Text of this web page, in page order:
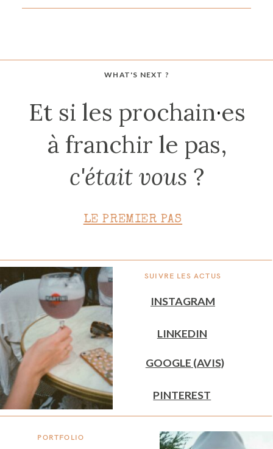
WHAT'S NEXT ?
PORTFOLIO
SUIVRE LES ACTUS
Et si les prochain·es
à franchir le pas,
c'était vous ?
INSTAGRAM
GOOGLE (AVIS)
PINTEREST
LINKEDIN
LE PREMIER PAS